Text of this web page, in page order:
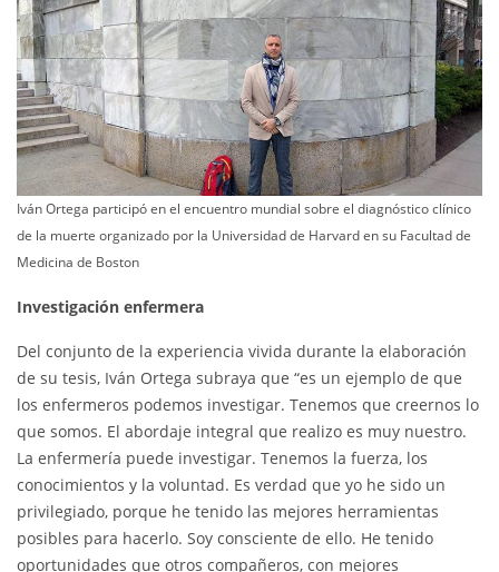
Iván Ortega participó en el encuentro mundial sobre el diagnóstico clínico
de la muerte organizado por la Universidad de Harvard en su Facultad de
Medicina de Boston
Investigación enfermera
Del conjunto de la experiencia vivida durante la elaboración
de su tesis, Iván Ortega subraya que “es un ejemplo de que
los enfermeros podemos investigar. Tenemos que creernos lo
que somos. El abordaje integral que realizo es muy nuestro.
La enfermería puede investigar. Tenemos la fuerza, los
conocimientos y la voluntad. Es verdad que yo he sido un
privilegiado, porque he tenido las mejores herramientas
posibles para hacerlo. Soy consciente de ello. He tenido
oportunidades que otros compañeros, con mejores